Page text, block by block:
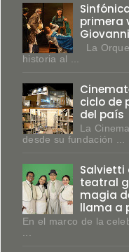
primera
La
historia al ...
ciclo de
del país
La
desde su fundación ...
Salvietti
teatral
magia
llama a
En el marco de la